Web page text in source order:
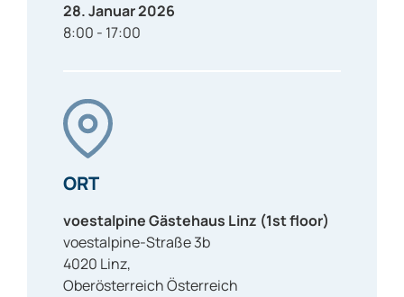
28. Januar 2026
8:00 - 17:00
ORT
voestalpine Gästehaus Linz (1st floor)
voestalpine-Straße 3b
4020 Linz,
OberösterreichÖsterreich